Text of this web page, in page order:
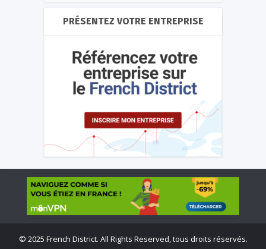
PRÉSENTEZ VOTRE ENTREPRISE
© 2025 French District. All Rights Reserved, tous droits réservés.